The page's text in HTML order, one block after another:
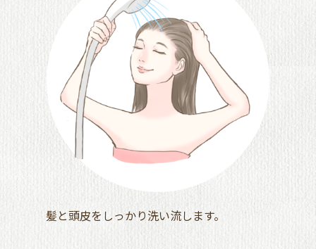
髪と頭皮をしっかり洗い流します。